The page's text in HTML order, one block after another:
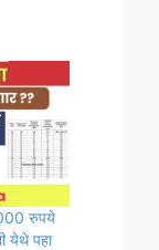
रुपये
येथे पहा